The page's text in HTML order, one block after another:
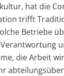
hat die
trifft
Betriebe
die Arbeit